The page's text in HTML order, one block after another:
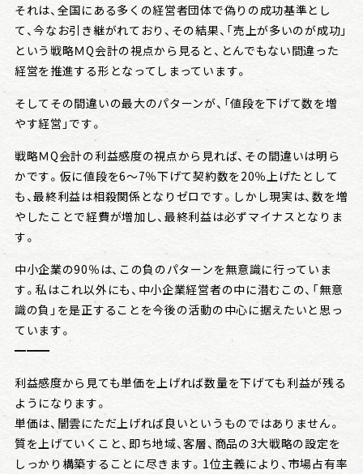
それは、全国にある多くの経営者団体で偽りの成功基準とし
て、今なお引き継がれており、その結果、「売上が多いのが成功」
という戦略ＭQ会計の視点から見ると、とんでもない間違った
経営を推進する形となってしまっています。
そしてその間違いの最大のパターンが、「値段を下げて数を増
やす経営」です。
戦略ＭQ会計の利益感度の視点から見れば、その間違いは明ら
かです。仮に値段を6〜7％下げて契約数を20％上げたとして
も、最終利益は相殺関係となりゼロです。しかし現実は、数を増
やしたことで経費が増加し、最終利益は必ずマイナスとなりま
す。
中小企業の90％は、この負のパターンを無意識に行っていま
す。私はこれ以外にも、中小企業経営者の中に潜むこの、「無意
識の負」を是正することを今後の活動の中心に据えたいと思っ
ています。
━━━
利益感度から見ても単価を上げれば数量を下げても利益が残る
ようになります。
単価は、闇雲にただ上げれば良いというものではありません。
質を上げていくこと、即ち地域、客層、商品の3大戦略の設定を
しっかり構築することに尽きます。1位主義により、市場占有率